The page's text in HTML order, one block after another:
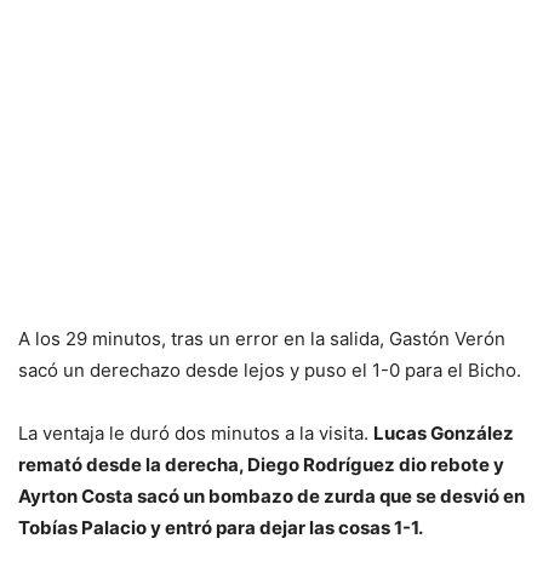
A los 29 minutos, tras un error en la salida, Gastón Verón
sacó un derechazo desde lejos y puso el 1-0 para el Bicho.
La ventaja le duró dos minutos a la visita. Lucas González
remató desde la derecha, Diego Rodríguez dio rebote y
Ayrton Costa sacó un bombazo de zurda que se desvió en
Tobías Palacio y entró para dejar las cosas 1-1.